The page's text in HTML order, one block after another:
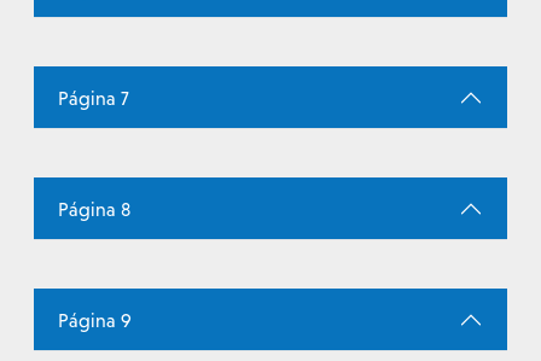
Página 7
Página 8
Página 9